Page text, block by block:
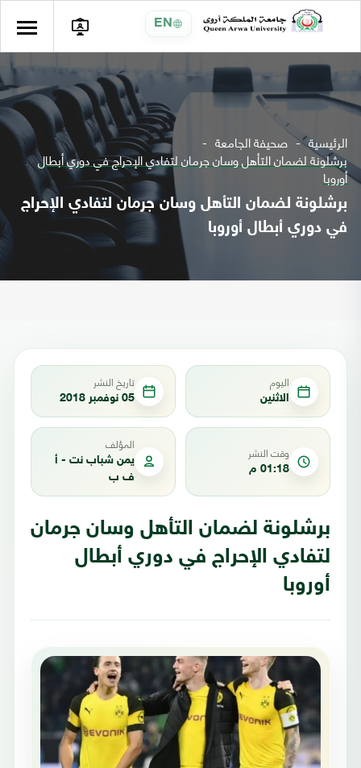
EN
الرئيسية صحيفة الجامعة
برشلونة لضمان التأهل وسان جرمان لتفادي الإحراج في دوري أبطال
أوروبا
برشلونة لضمان التأهل وسان جرمان لتفادي الإحراج
في دوري أبطال أوروبا
اليوم
الاثنين
تاريخ النشر
05 نوفمبر 2018
وقت النشر
01:18 م
المؤلف
يمن شباب نت - أ
ف ب
برشلونة لضمان التأهل وسان جرمان
لتفادي الإحراج في دوري أبطال
أوروبا